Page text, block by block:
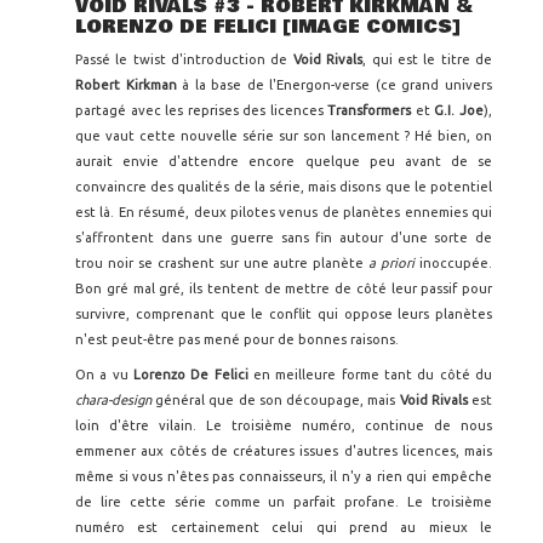
VOID RIVALS #3 - ROBERT KIRKMAN &
LORENZO DE FELICI [IMAGE COMICS]
Passé le twist d'introduction de Void Rivals, qui est le titre de
Robert Kirkman à la base de l'Energon-verse (ce grand univers
partagé avec les reprises des licencesTransformers et G.I. Joe),
que vaut cette nouvelle série sur son lancement ? Hé bien, on
aurait envie d'attendre encore quelque peu avant de se
convaincre des qualités de la série, mais disons que le potentiel
est là. En résumé, deux pilotes venus de planètes ennemies qui
s'affrontent dans une guerre sans fin autour d'une sorte de
trou noir se crashent sur une autre planète a prioriinoccupée.
Bon gré mal gré, ils tentent de mettre de côté leur passif pour
survivre, comprenant que le conflit qui oppose leurs planètes
n'est peut-être pas mené pour de bonnes raisons.
On a vu Lorenzo De Felici en meilleure forme tant du côté du
chara-design général que de son découpage, mais Void Rivals est
loin d'être vilain. Le troisième numéro, continue de nous
emmener aux côtés de créatures issues d'autres licences, mais
même si vous n'êtes pas connaisseurs, il n'y a rien qui empêche
de lire cette série comme un parfait profane. Le troisième
numéro est certainement celui qui prend au mieux le